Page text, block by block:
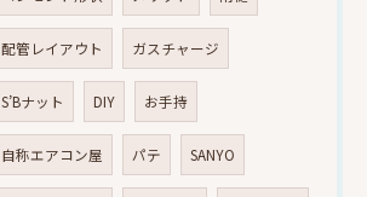
配管レイアウト ガスチャージ
S’Bナット DIY お手持
自称エアコン屋 パテ SANYO